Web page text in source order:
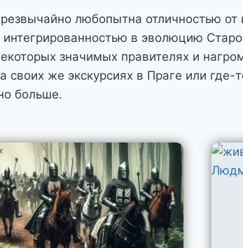
любопытна отличностью от
интегрированностью в эволюцию
значимых правителях и
своих же экскурсиях в Праге или где-
больше.